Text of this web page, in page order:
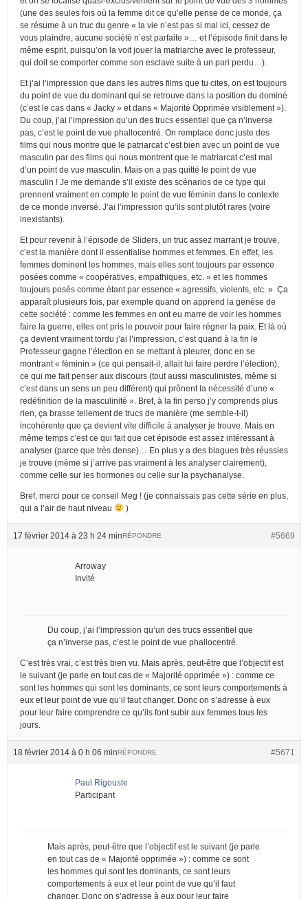
(une des seules fois où la femme dit ce qu’elle pense de ce monde, ça
se résume à un truc du genre « la vie n’est pas si mal ici, cessez de
vous plaindre, aucune société n’est parfaite »… et l’épisode finit dans le
même esprit, puisqu’on la voit jouer la matriarche avec le professeur,
qui doit se comporter comme son esclave suite à un pari perdu…).
Et j’ai l’impression que dans les autres films que tu cites, on est toujours
du point de vue du dominant qui se retrouve dans la position du dominé
(c’est le cas dans « Jacky » et dans « Majorité Opprimée visiblement »).
Du coup, j’ai l’impression qu’un des trucs essentiel que ça n’inverse
pas, c’est le point de vue phallocentré. On remplace donc juste des
films qui nous montre que le patriarcat c’est bien avec un point de vue
masculin par des films qui nous montrent que le matriarcat c’est mal
d’un point de vue masculin. Mais on a pas quitté le point de vue
masculin ! Je me demande s’il existe des scénarios de ce type qui
prennent vraiment en compte le point de vue féminin dans le contexte
de ce monde inversé. J’ai l’impression qu’ils sont plutôt rares (voire
inexistants).
Et pour revenir à l’épisode de Sliders, un truc assez marrant je trouve,
c’est la manière dont il essentialise hommes et femmes. En effet, les
femmes dominent les hommes, mais elles sont toujours par essence
posées comme « coopératives, empathiques, etc. » et les hommes
toujours posés comme étant par essence « agressifs, violents, etc. ». Ça
apparaît plusieurs fois, par exemple quand on apprend la genèse de
cette société : comme les femmes en ont eu marre de voir les hommes
faire la guerre, elles ont pris le pouvoir pour faire régner la paix. Et là où
ça devient vraiment tordu j’ai l’impression, c’est quand à la fin le
Professeur gagne l’élection en se mettant à pleurer, donc en se
montrant « féminin » (ce qui pensait-il, allait lui faire perdre l’élection),
ce qui me fait penser aux discours (tout aussi masculinistes, même si
c’est dans un sens un peu différent) qui prônent la nécessité d’une «
redéfinition de la masculinité ». Bref, à la fin perso j’y comprends plus
rien, ça brasse tellement de trucs de manière (me semble-t-il)
incohérente que ça devient vite difficile à analyser je trouve. Mais en
même temps c’est ce qui fait que cet épisode est assez intéressant à
analyser (parce que très dense)… En plus y a des blagues très réussies
je trouve (même si j’arrive pas vraiment à les analyser clairement),
comme celle sur les hormones ou celle sur la psychanalyse.
Bref, merci pour ce conseil Meg ! (je connaissais pas cette série en plus,
qui a l’air de haut niveau
)
17 février 2014 à 23 h 24 min #5669
RÉPONDRE
Arroway
Invité
Du coup, j’ai l’impression qu’un des trucs essentiel que
ça n’inverse pas, c’est le point de vue phallocentré.
C’est très vrai, c’est très bien vu. Mais après, peut-être que l’objectif est
le suivant (je parle en tout cas de « Majorité opprimée ») : comme ce
sont les hommes qui sont les dominants, ce sont leurs comportements à
eux et leur point de vue qu’il faut changer. Donc on s’adresse à eux
pour leur faire comprendre ce qu’ils font subir aux femmes tous les
jours.
18 février 2014 à 0 h 06 min #5671
RÉPONDRE
Paul Rigouste
Participant
Mais après, peut-être que l’objectif est le suivant (je parle
en tout cas de « Majorité opprimée ») : comme ce sont
les hommes qui sont les dominants, ce sont leurs
comportements à eux et leur point de vue qu’il faut
changer. Donc on s’adresse à eux pour leur faire